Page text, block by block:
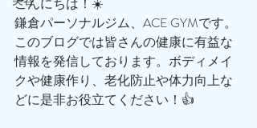
こんにちは！☀️
鎌倉パーソナルジム、ACE GYMです。
このブログでは皆さんの健康に有益な
情報を発信しております。ボディメイ
クや健康作り、老化防止や体力向上な
どに是非お役立てください！👍